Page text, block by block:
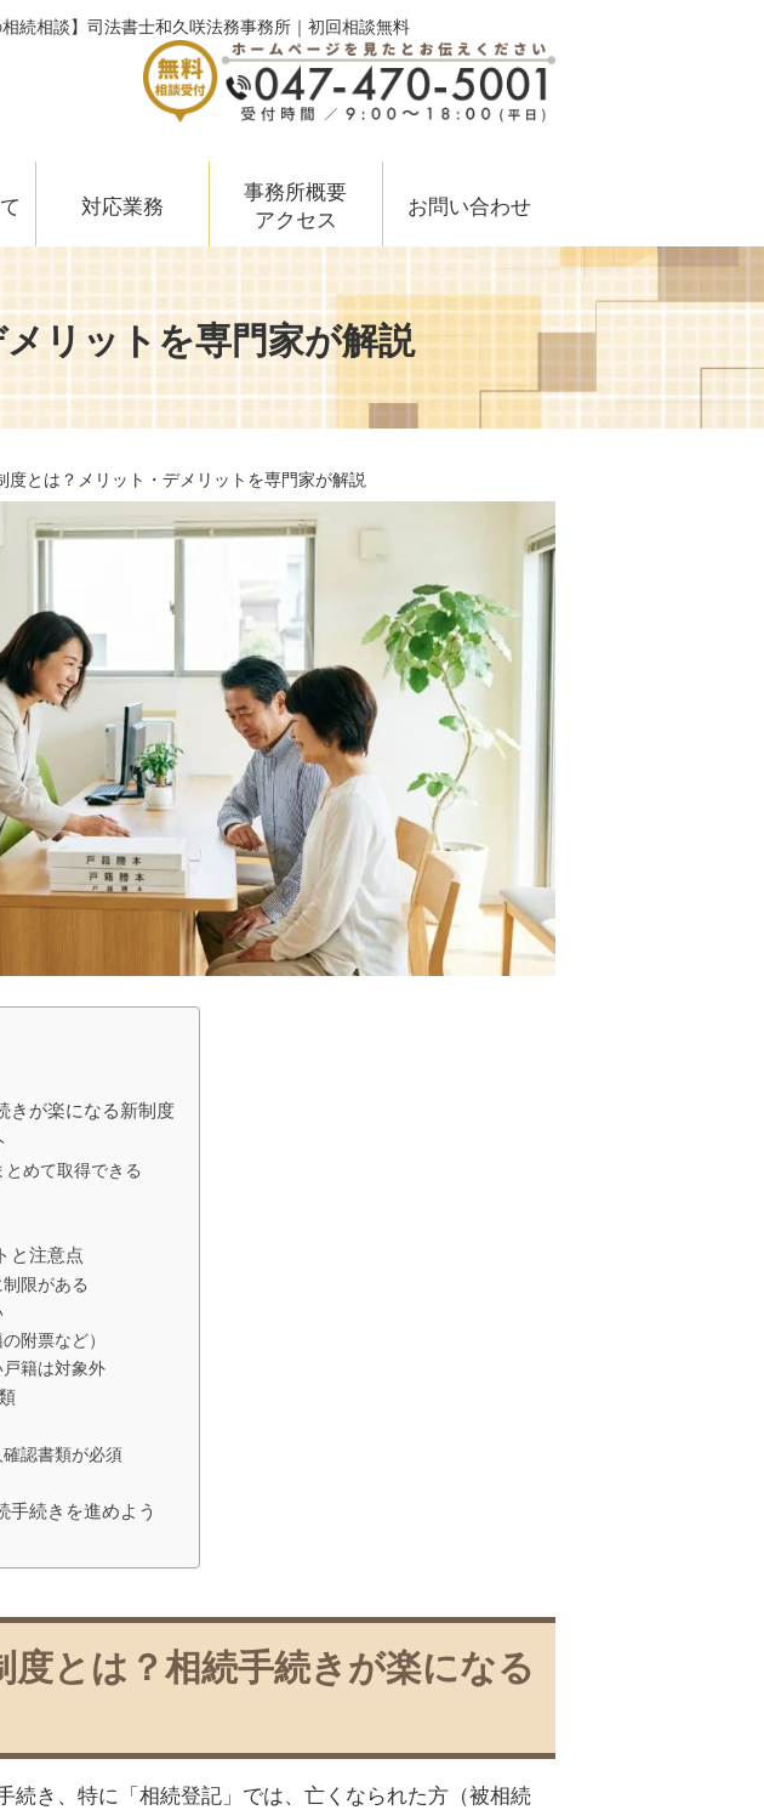
続相談】司法書士和久咲法務事務所｜初回相談無料
対応業務
事務所概要
アクセス
お問い合わせ
リットを専門家が解説
度とは？メリット・デメリットを専門家が解説
きが楽になる新制度
めて取得できる
と注意点
限がある
附票など）
籍は対象外
認書類が必須
手続きを進めよう
度とは？相続手続きが楽になる
続き、特に「相続登記」では、亡くなられた方（被相続